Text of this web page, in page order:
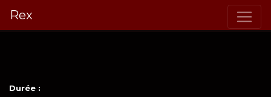
Rex
Durée :